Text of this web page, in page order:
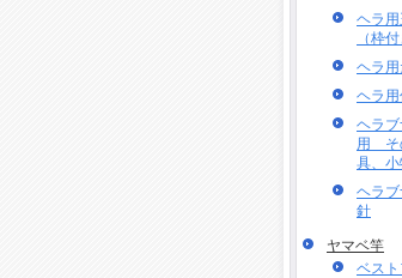
ヘラ
（枠付
ヘラ
ヘラ
ヘラブ
用 そ
具、
ヘラブ
針
ヤマベ竿
ベス